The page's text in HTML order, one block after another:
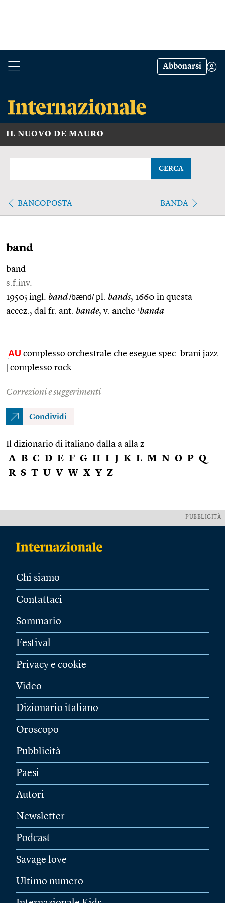
Abbonarsi
IL NUOVO DE MAURO
CERCA
BANCOPOSTA BANDA
band
band
s.f.inv.
1950; ingl. band/bænd/pl. bands, 1660 in questa
accez., dal fr. ant. bande, v. anche 1banda
AU complesso orchestrale che esegue spec. brani jazz
complesso rock
Correzioni e suggerimenti
Condividi
Il dizionario di italiano dalla a alla z
A B C D E F G H I J K L M N O P Q
R S T U V W X Y Z
PUBBLICITÀ
Chi siamo
Contattaci
Sommario
Festival
Privacy e cookie
Video
Dizionario italiano
Oroscopo
Pubblicità
Paesi
Autori
Newsletter
Podcast
Savage love
Ultimo numero